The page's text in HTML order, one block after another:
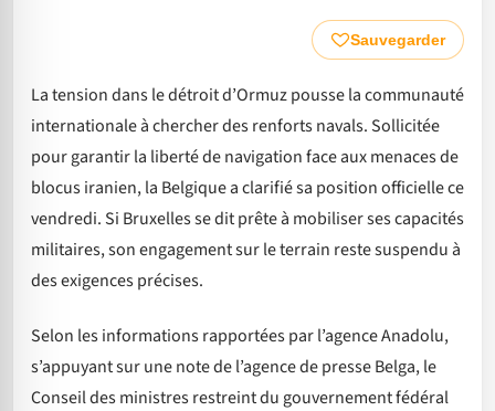
Sauvegarder
La tension dans le détroit d’Ormuz pousse la communauté
internationale à chercher des renforts navals. Sollicitée
pour garantir la liberté de navigation face aux menaces de
blocus iranien, la Belgique a clarifié sa position officielle ce
vendredi. Si Bruxelles se dit prête à mobiliser ses capacités
militaires, son engagement sur le terrain reste suspendu à
des exigences précises.
Selon les informations rapportées par l’agence Anadolu,
s’appuyant sur une note de l’agence de presse Belga, le
Conseil des ministres restreint du gouvernement fédéral